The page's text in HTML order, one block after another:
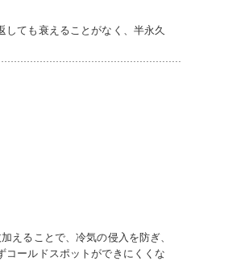
ても衰えることがなく、半永久
えることで、冷気の侵入を防ぎ、
ールドスポットができにくくな